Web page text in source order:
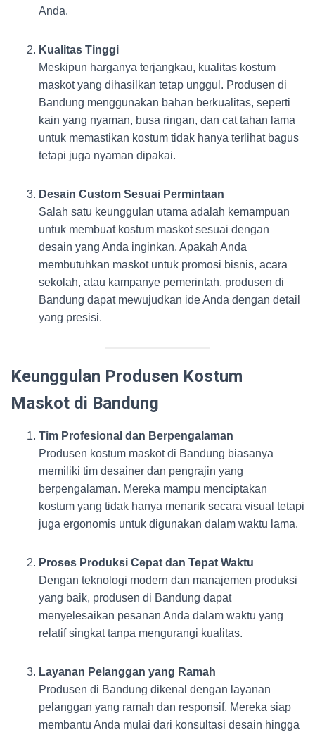
Anda.
Kualitas Tinggi
Meskipun harganya terjangkau, kualitas kostum
maskot yang dihasilkan tetap unggul. Produsen di
Bandung menggunakan bahan berkualitas, seperti
kain yang nyaman, busa ringan, dan cat tahan lama
untuk memastikan kostum tidak hanya terlihat bagus
tetapi juga nyaman dipakai.
Desain Custom Sesuai Permintaan
Salah satu keunggulan utama adalah kemampuan
untuk membuat kostum maskot sesuai dengan
desain yang Anda inginkan. Apakah Anda
membutuhkan maskot untuk promosi bisnis, acara
sekolah, atau kampanye pemerintah, produsen di
Bandung dapat mewujudkan ide Anda dengan detail
yang presisi.
Keunggulan Produsen Kostum
Maskot di Bandung
Tim Profesional dan Berpengalaman
Produsen kostum maskot di Bandung biasanya
memiliki tim desainer dan pengrajin yang
berpengalaman. Mereka mampu menciptakan
kostum yang tidak hanya menarik secara visual tetapi
juga ergonomis untuk digunakan dalam waktu lama.
Proses Produksi Cepat dan Tepat Waktu
Dengan teknologi modern dan manajemen produksi
yang baik, produsen di Bandung dapat
menyelesaikan pesanan Anda dalam waktu yang
relatif singkat tanpa mengurangi kualitas.
Layanan Pelanggan yang Ramah
Produsen di Bandung dikenal dengan layanan
pelanggan yang ramah dan responsif. Mereka siap
membantu Anda mulai dari konsultasi desain hingga